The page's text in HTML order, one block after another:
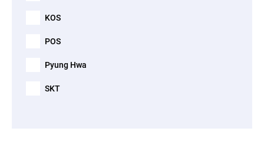
KOS
POS
Pyung Hwa
SKT